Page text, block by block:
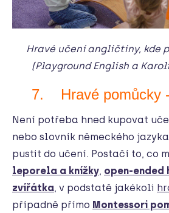
Hravé učení angličtiny, kde
(Playground English a
7. Hravé pomůcky
Není potřeba hned kupovat
nebo slovník německého
pustit do učení. Postačí to, co
leporela a knížky, open-ended
zvířátka, v podstatě jakékoli
případně přímo Montessori